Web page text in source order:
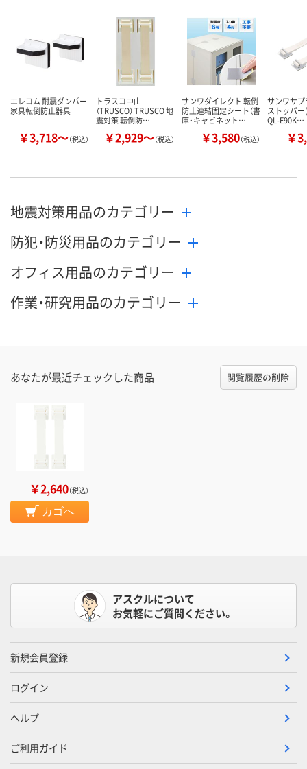
エレコム 耐震ダンパー
家具転倒防止器具
￥3,718～（税込）
トラスコ中山
（TRUSCO） TRUSCO 地
震対策 転倒防…
￥2,929～（税込）
サンワダイレクト 転倒
防止連結固定シート（書
庫・キャビネット…
￥3,580（税込）
サンワサ
ストッパ
QL-E90K…
￥
地震対策用品のカテゴリー
防犯・防災用品のカテゴリー
オフィス用品のカテゴリー
作業・研究用品のカテゴリー
あなたが最近チェックした商品 閲覧履歴の削除
￥2,640（税込）
カゴへ
アスクルについて
お気軽にご質問ください。
新規会員登録
ログイン
ヘルプ
ご利用ガイド